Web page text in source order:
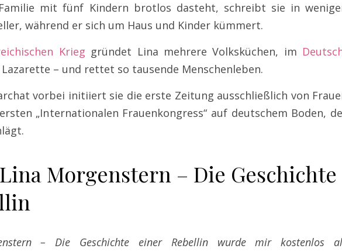
mit fünf Kindern brotlos dasteht, schreibt sie in
während er sich um Haus und Kinder kümmert.
Krieg gründet Lina mehrere Volksküchen, im
– und rettet so tausende Menschenleben.
vorbei initiiert sie die erste Zeitung ausschließlich von
„Internationalen Frauenkongress“ auf deutschem Boden,
Morgenstern – Die Geschichte
– Die Geschichte einer Rebellin wurde mir kostenlos